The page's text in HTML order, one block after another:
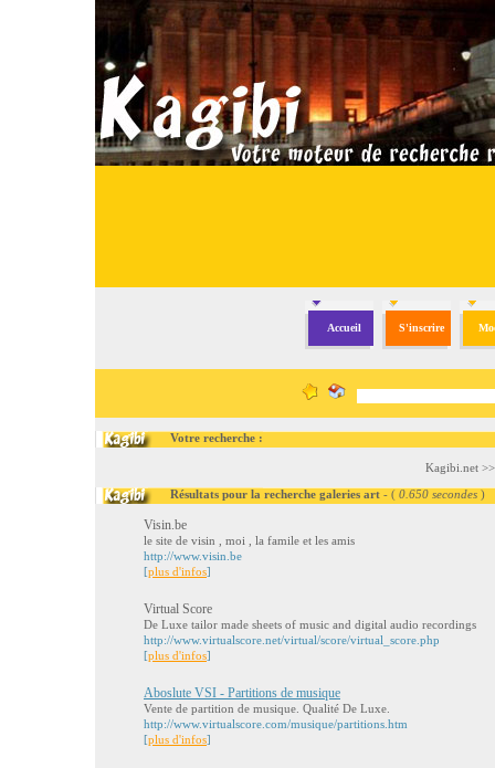
Accueil S'inscrire
Votre recherche :
Kagibi.net
Résultats pour la recherche galeries art - ( 0.650 secondes )
Visin.be
le site de visin , moi , la famile et les amis
http://www.visin.be
[plus d'infos]
Virtual Score
De Luxe tailor made sheets of music and digital audio recordings
http://www.virtualscore.net/virtual/score/virtual_score.php
[plus d'infos]
Aboslute VSI - Partitions de musique
Vente de partition de musique. Qualité De Luxe.
http://www.virtualscore.com/musique/partitions.htm
[plus d'infos]